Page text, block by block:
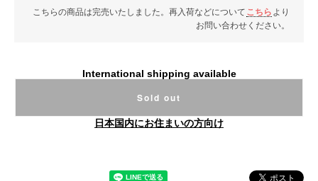
こちらの商品は完売いたしました。再入荷などについて こちら より
お問い合わせください。
International shipping available
Sold out
日本国内にお住まいの方向け